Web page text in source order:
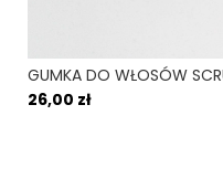
26,00 zł